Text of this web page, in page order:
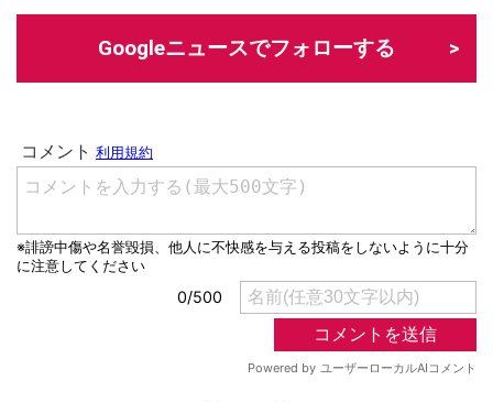
Googleニュースでフォローする